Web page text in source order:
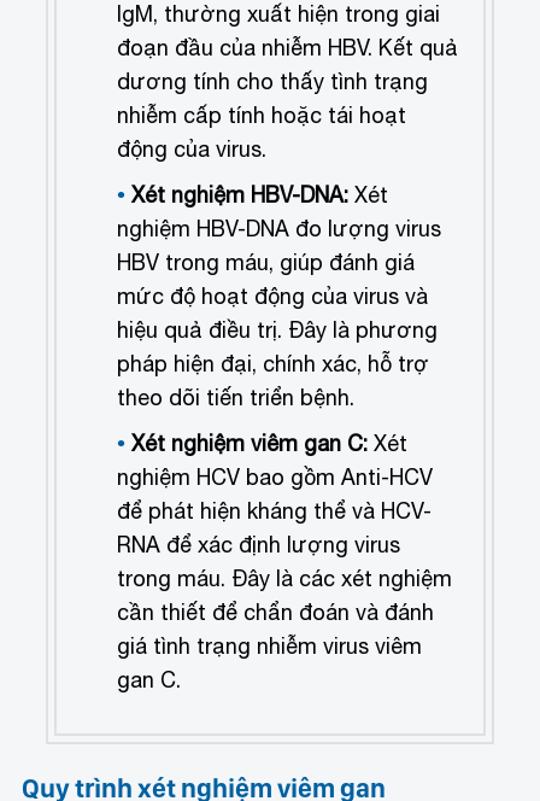
IgM, thường xuất hiện trong giai
đoạn đầu của nhiễm HBV. Kết quả
dương tính cho thấy tình trạng
nhiễm cấp tính hoặc tái hoạt
động của virus.
Xét nghiệm HBV-DNA:Xét
nghiệm HBV-DNA đo lượng virus
HBV trong máu, giúp đánh giá
mức độ hoạt động của virus và
hiệu quả điều trị. Đây là phương
pháp hiện đại, chính xác, hỗ trợ
theo dõi tiến triển bệnh.
Xét nghiệm viêm gan C:Xét
nghiệm HCV bao gồm Anti-HCV
để phát hiện kháng thể và HCV-
RNA để xác định lượng virus
trong máu. Đây là các xét nghiệm
cần thiết để chẩn đoán và đánh
giá tình trạng nhiễm virus viêm
gan C.
Quy trình xét nghiệm viêm gan